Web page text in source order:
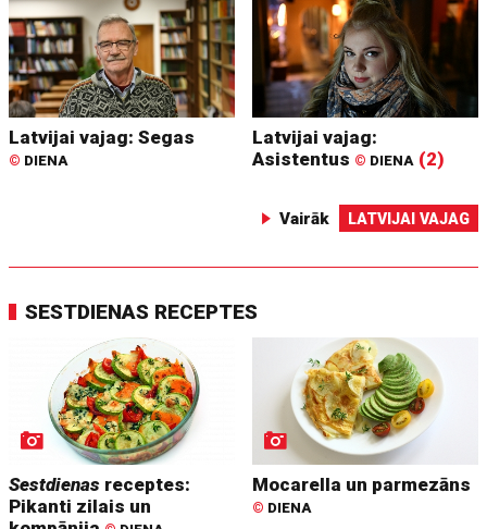
Latvijai vajag: Segas
© DIENA
Latvijai vajag:
Asistentus © DIENA (2)
Vairāk LATVIJAI VAJAG
SESTDIENAS RECEPTES
Sestdienas receptes:
Pikanti zilais un
Mocarella un parmezāns
© DIENA